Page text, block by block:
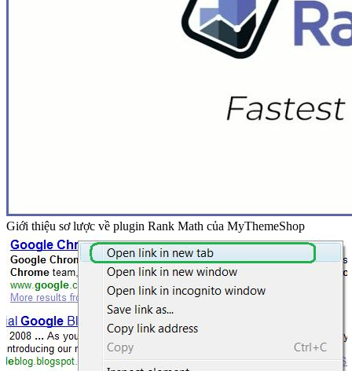
Giới thiệu sơ lược về plugin Rank Math của MyThemeShop